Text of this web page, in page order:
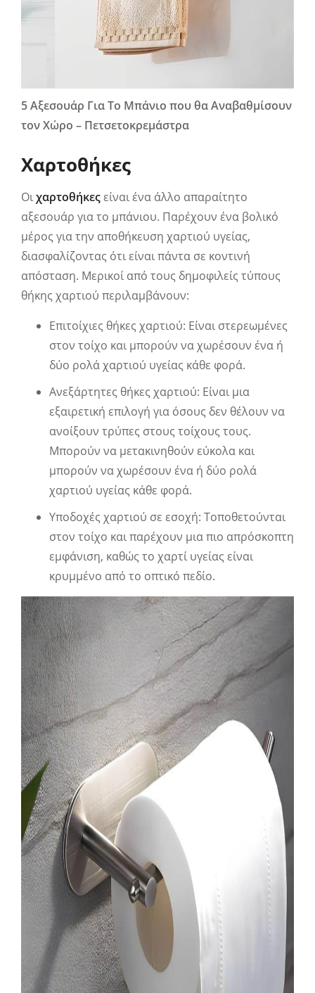
5 Αξεσουάρ Για Το Μπάνιο που θα Αναβαθμίσουν
τον Χώρο – Πετσετοκρεμάστρα
Χαρτοθήκες
Οιχαρτοθήκεςείναι ένα άλλο απαραίτητο
αξεσουάρ για το μπάνιου. Παρέχουν ένα βολικό
μέρος για την αποθήκευση χαρτιού υγείας,
διασφαλίζοντας ότι είναι πάντα σε κοντινή
απόσταση. Μερικοί από τους δημοφιλείς τύπους
θήκης χαρτιού περιλαμβάνουν:
Επιτοίχιες θήκες χαρτιού: Είναι στερεωμένες
στον τοίχο και μπορούν να χωρέσουν ένα ή
δύο ρολά χαρτιού υγείας κάθε φορά.
Ανεξάρτητες θήκες χαρτιού: Είναι μια
εξαιρετική επιλογή για όσους δεν θέλουν να
ανοίξουν τρύπες στους τοίχους τους.
Μπορούν να μετακινηθούν εύκολα και
μπορούν να χωρέσουν ένα ή δύο ρολά
χαρτιού υγείας κάθε φορά.
Υποδοχές χαρτιού σε εσοχή: Τοποθετούνται
στον τοίχο και παρέχουν μια πιο απρόσκοπτη
εμφάνιση, καθώς το χαρτί υγείας είναι
κρυμμένο από το οπτικό πεδίο.